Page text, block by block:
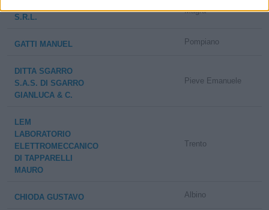
S.R.L.
Magra
GATTI MANUEL Pompiano
DITTA SGARRO
S.A.S. DI SGARRO
GIANLUCA & C.
Pieve Emanuele
LEM
LABORATORIO
ELETTROMECCANICO
DI TAPPARELLI
MAURO
Trento
CHIODA GUSTAVO Albino